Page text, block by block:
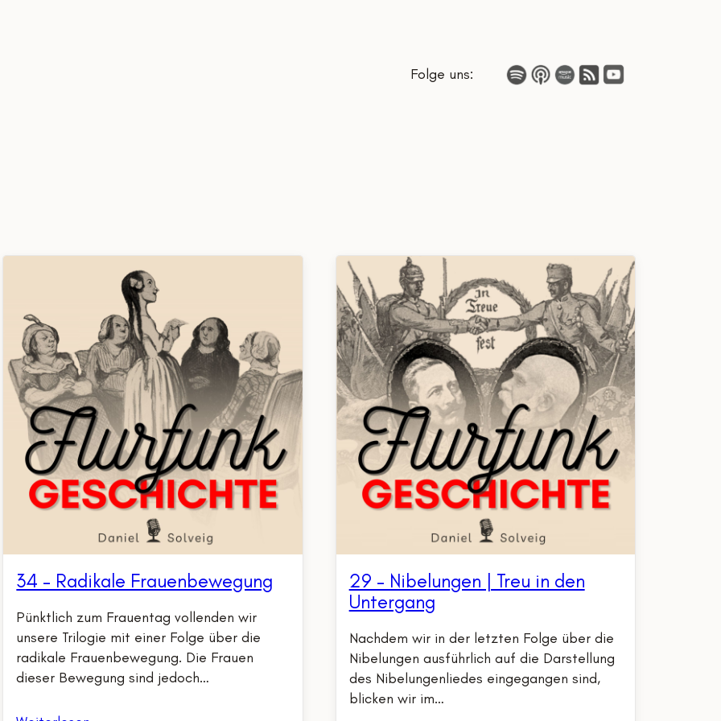
Folge uns:
34 – Radikale Frauenbewegung
Pünktlich zum Frauentag vollenden wir
unsere Trilogie mit einer Folge über die
radikale Frauenbewegung. Die Frauen
dieser Bewegung sind jedoch…
29 – Nibelungen | Treu in den
Untergang
Nachdem wir in der letzten Folge über die
Nibelungen ausführlich auf die Darstellung
des Nibelungenliedes eingegangen sind,
blicken wir im…